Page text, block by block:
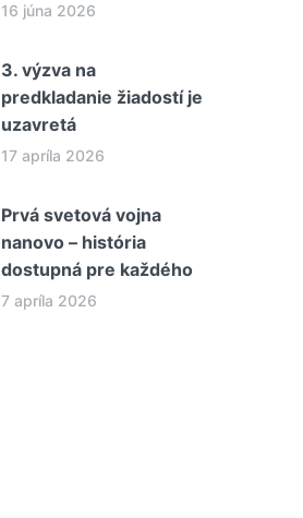
16 júna 2026
3. výzva na
predkladanie žiadostí je
uzavretá
17 apríla 2026
Prvá svetová vojna
nanovo – história
dostupná pre každého
7 apríla 2026